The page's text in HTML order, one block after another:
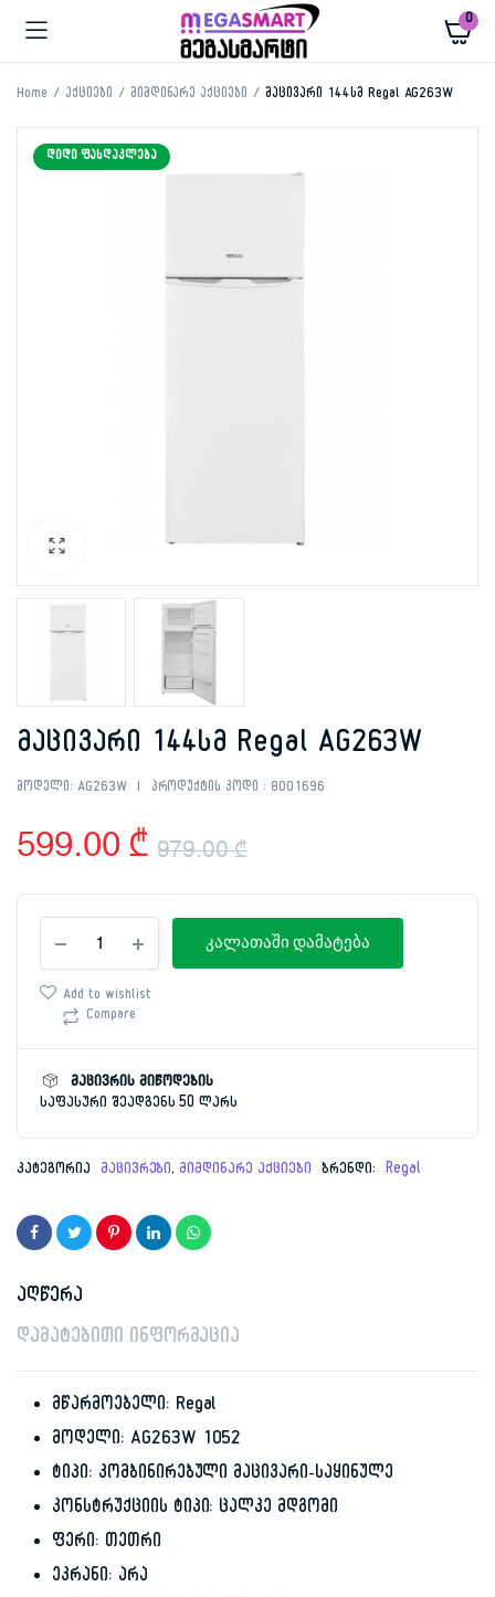
0
Home აქციები მიმდინარე აქციები მაცივარი 144სმ Regal AG263W
ᲓᲘᲓᲘ ᲤᲐᲡᲓᲐᲙᲚᲔᲑᲐ
მაცივარი 144სმ Regal AG263W
მოდელი: AG263W პროდუქტის კოდი : 8001696
979.00₾
Original
price
979.00 ₾.
599.00 ₾
Current
price
599.00 ₾.
144სმ
Regal
AG263W
რაოდენობა
კალათაში დამატება
Add to wishlist
Compare
მაცივრის მიწოდების
საფასური შეადგენს 50 ლარს
კატეგორია მაცივრები,მიმდინარე აქციები ბრენდი: Regal
აღწერა
დამატებითი ინფორმაცია
მწარმოებელი: Regal
მოდელი: AG263W 1052
ტიპი: კომბინირებული მაცივარი-საყინულე
კონსტრუქციის ტიპი: ცალკე მდგომი
ფერი: თეთრი
ეკრანი: არა